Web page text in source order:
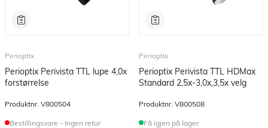
Perioptix
Perioptix Perivista TTL lupe 4,0x
forstørrelse
Produktnr. V800504
Bestillingsvare - Ingen retur
Perioptix
Perioptix Perivista TTL HDMax
Standard 2,5x-3,0x,3,5x velg
Produktnr. V800508
Få igjen på lager